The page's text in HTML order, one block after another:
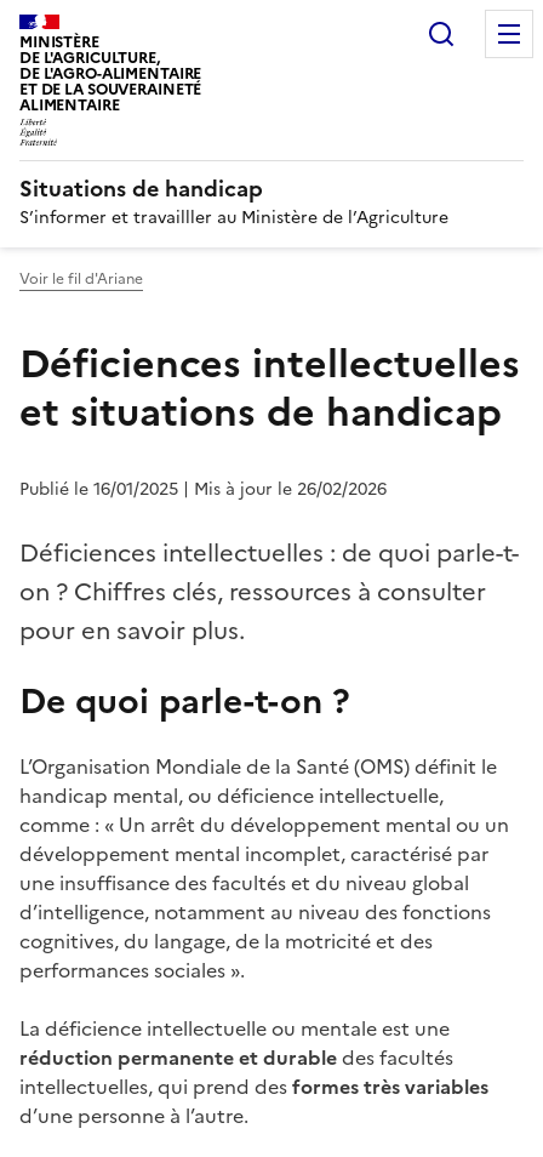
MINISTÈRE
DE L'AGRICULTURE,
DE L'AGRO-ALIMENTAIRE
ET DE LA SOUVERAINETÉ
ALIMENTAIRE
Situations de handicap
S’informer et travailller au Ministère de l’Agriculture
Voir le fil d'Ariane
Déficiences intellectuelles
et situations de handicap
Publié le 16/01/2025 | Mis à jour le 26/02/2026
Déficiences intellectuelles : de quoi parle-t-
on ? Chiffres clés, ressources à consulter
pour en savoir plus.
De quoi parle-t-on ?
L’Organisation Mondiale de la Santé (OMS) définit le
handicap mental, ou déficience intellectuelle,
comme : « Un arrêt du développement mental ou un
développement mental incomplet, caractérisé par
une insuffisance des facultés et du niveau global
d’intelligence, notamment au niveau des fonctions
cognitives, du langage, de la motricité et des
performances sociales ».
La déficience intellectuelle ou mentale est une
réduction permanente et durabledes facultés
intellectuelles, qui prend desformes très variables
d’une personne à l’autre.